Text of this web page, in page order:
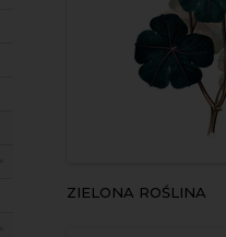
ZIELONA ROŚLINA